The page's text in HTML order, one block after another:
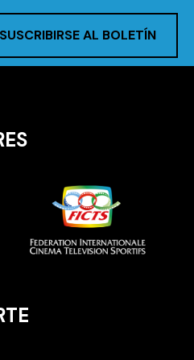
SUSCRIBIRSE AL BOLETÍN